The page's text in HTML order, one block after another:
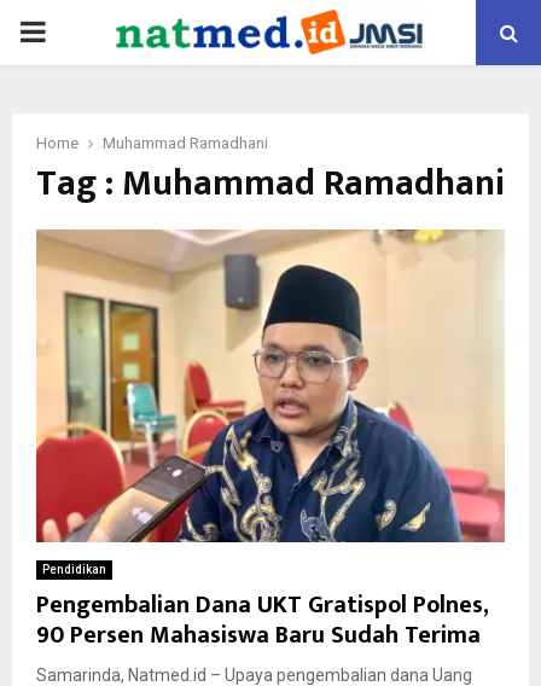
PRIMARY
Home Muhammad Ramadhani
Tag : Muhammad Ramadhani
Pendidikan
Pengembalian Dana UKT Gratispol Polnes,
90 Persen Mahasiswa Baru Sudah Terima
Samarinda, Natmed.id – Upaya pengembalian dana Uang